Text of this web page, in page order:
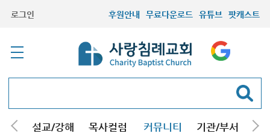
로그인 후원안내 무료다운로드 유튜브 팟캐스트
내 설교/강해 목사컬럼 커뮤니티 기관/부서 선